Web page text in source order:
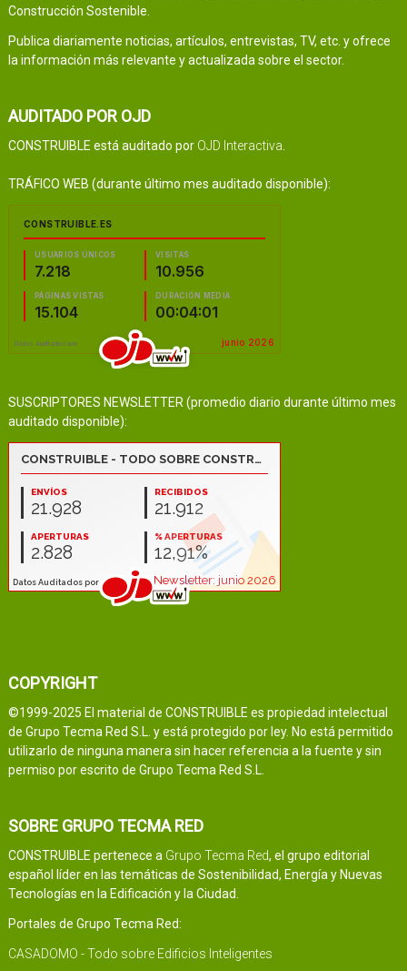
Construcción Sostenible.
Publica diariamente noticias, artículos, entrevistas, TV, etc. y ofrece
la información más relevante y actualizada sobre el sector.
AUDITADO POR OJD
CONSTRUIBLE está auditado por OJD Interactiva
TRÁFICO WEB (durante último mes auditado disponible):
SUSCRIPTORES NEWSLETTER (promedio diario durante último mes
auditado disponible):
COPYRIGHT
©1999-2025 El material de CONSTRUIBLE es propiedad intelectual
de Grupo Tecma Red S.L. y está protegido por ley. No está permitido
utilizarlo de ninguna manera sin hacer referencia a la fuente y sin
permiso por escrito de Grupo Tecma Red S.L.
SOBRE GRUPO TECMA RED
CONSTRUIBLE pertenece a Grupo Tecma Red, el grupo editorial
español líder en las temáticas de Sostenibilidad, Energía y Nuevas
Tecnologías en la Edificación y la Ciudad.
Portales de Grupo Tecma Red:
CASADOMO - Todo sobre Edificios Inteligentes